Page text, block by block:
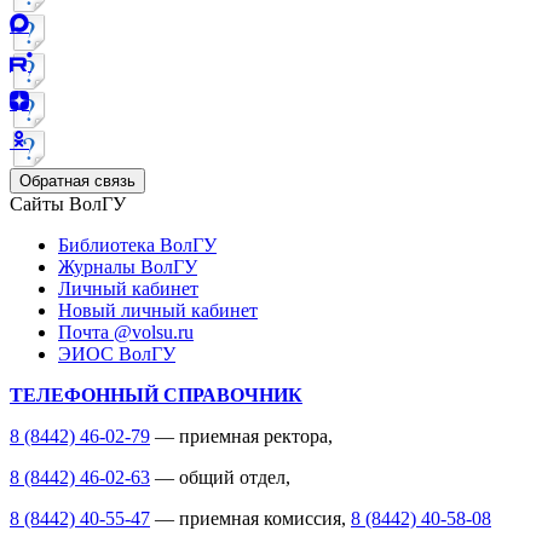
Обратная связь
Сайты ВолГУ
Библиотека ВолГУ
Журналы ВолГУ
Личный кабинет
Новый личный кабинет
Почта @volsu.ru
ЭИОС ВолГУ
ТЕЛЕФОННЫЙ СПРАВОЧНИК
8 (8442) 46-02-79 — приемная ректора,
8 (8442) 46-02-63 — общий отдел,
8 (8442) 40-55-47 — приемная комиссия, 8 (8442) 40-58-08